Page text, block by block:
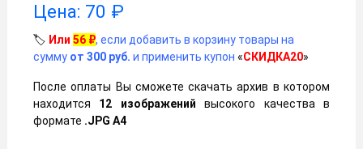
Цена: 70 ₽
🏷️ Или 56 ₽, если добавить в корзину товары на
сумму от 300 руб. и применить купон «СКИДКА20»
После оплаты Вы сможете скачать архив в котором
находится 12 изображенийвысокого качества в
формате .JPG А4